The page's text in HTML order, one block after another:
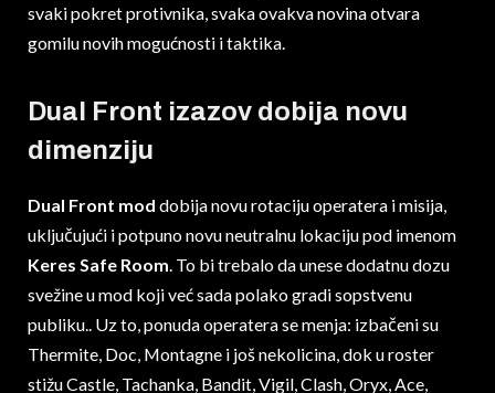
svaki pokret protivnika, svaka ovakva novina otvara
gomilu novih mogućnosti i taktika.
Dual Front izazov dobija novu
dimenziju
Dual Front mod dobija novu rotaciju operatera i misija,
uključujući i potpuno novu neutralnu lokaciju pod imenom
Keres Safe Room . To bi trebalo da unese dodatnu dozu
svežine u mod koji već sada polako gradi sopstvenu
publiku.. Uz to, ponuda operatera se menja: izbačeni su
Thermite, Doc, Montagne i još nekolicina, dok u roster
stižu Castle, Tachanka, Bandit, Vigil, Clash, Oryx, Ace,